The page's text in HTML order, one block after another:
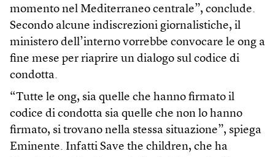
momento nel Mediterraneo centrale”, conclude.
Secondo alcune indiscrezioni giornalistiche, il
ministero dell’interno vorrebbe convocare le ong a
fine mese per riaprire un dialogo sul codice di
condotta.
“Tutte le ong, sia quelle che hanno firmato il
codice di condotta sia quelle che non lo hanno
firmato, si trovano nella stessa situazione”, spiega
Eminente. Infatti Save the children, che ha